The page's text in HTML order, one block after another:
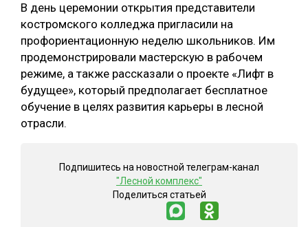
В день церемонии открытия представители
костромского колледжа пригласили на
профориентационную неделю школьников. Им
продемонстрировали мастерскую в рабочем
режиме, а также рассказали о проекте «Лифт в
будущее», который предполагает бесплатное
обучение в целях развития карьеры в лесной
отрасли.
Подпишитесь на новостной телеграм-канал
"Лесной комплекс"
Поделиться статьей